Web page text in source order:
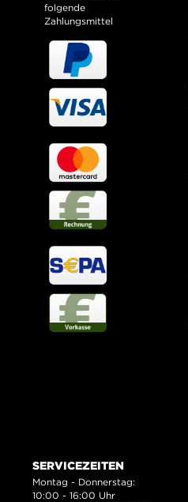
folgende
Zahlungsmittel
SERVICEZEITEN
Montag - Donnerstag:
10:00 - 16:00 Uhr